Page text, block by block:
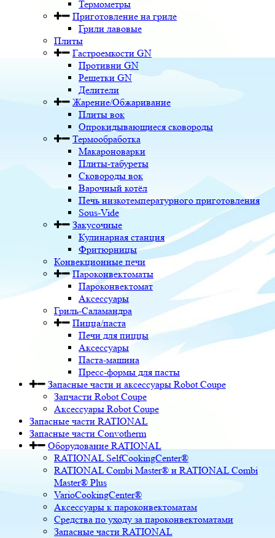
Термометры
Приготовление на гриле
Грили лавовые
Плиты
Гастроемкости GN
Противни GN
Решетки GN
Делители
Жарение/Обжаривание
Плиты вок
Опрокидывающиеся сковороды
Термообработка
Макароноварки
Плиты-табуреты
Сковороды вок
Варочный котёл
Печь низкотемпературного приготовления
Sous-Vide
Закусочные
Кулинарная станция
Фритюрницы
Конвекционные печи
Пароконвектоматы
Пароконвектомат
Аксессуары
Гриль-Саламандра
Пицца/паста
Печи для пиццы
Аксессуары
Паста-машина
Пресс-формы для пасты
Запасные части и аксессуары Robot Coupe
Запчасти Robot Coupe
Аксессуары Robot Coupe
Запасные части RATIONAL
Запасные части Convotherm
Оборудование RATIONAL
RATIONAL SelfCookingCenter®
RATIONAL Combi Master® и RATIONAL Combi
Master® Plus
VarioCookingCenter®
Аксессуары к пароконвектоматам
Средства по уходу за пароконвектоматами
Запасные части RATIONAL